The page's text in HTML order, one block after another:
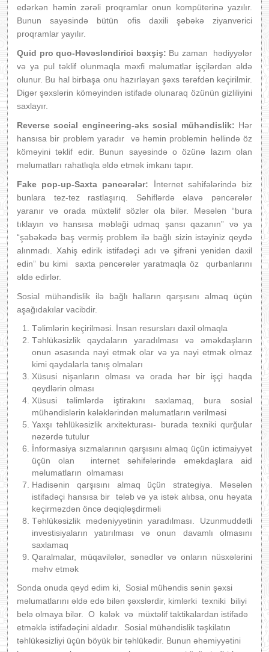
edərkən həmin zərəli proqramlar onun kompüterinə yazılır.
Bunun sayəsində bütün ofis daxili şəbəkə ziyanverici
proqramlar yayılır.
Quid pro quo-Həvəsləndirici bəxşiş: Bu zaman hədiyyələr
və ya pul təklif olunmaqla məxfi məlumatlar işçilərdən əldə
olunur. Bu hal birbaşa onu hazırlayan şəxs tərəfdən keçirilmir.
Digər şəxslərin köməyindən istifadə olunaraq özünün gizliliyini
saxlayır.
Reverse social engineering-əks sosial mühəndislik: Hər
hansısa bir problem yaradır və həmin problemin həllində öz
köməyini təklif edir. Bunun sayəsində o özünə lazım olan
məlumatları rahatlıqla əldə etmək imkanı tapır.
Fake pop-up-Saxta pəncərələr: İnternet səhifələrində biz
bunlara tez-tez rastlaşırıq. Səhiflərdə əlavə pəncərələr
yaranır və orada müxtəlif sözlər ola bilər. Məsələn “bura
tıklayın və hansısa məbləği udmaq şansı qazanın” və ya
“şəbəkədə baş vermiş problem ilə bağlı sizin istəyiniz qeydə
alınmadı. Xahiş edirik istifadəçi adı və şifrəni yenidən daxil
edin” bu kimi saxta pəncərələr yaratmaqla öz qurbanlarını
əldə edirlər.
Sosial mühəndislik ilə bağlı halların qarşısını almaq üçün
aşağıdakılar vacibdir.
Təlimlərin keçirilməsi. İnsan resursları daxil olmaqla
Təhlükəsizlik qaydaların yaradılması və əməkdaşların
onun əsasında nəyi etmək olar və ya nəyi etmək olmaz
kimi qaydalarla tanış olmaları
Xüsusi nişanların olması və orada hər bir işçi haqda
qeydlərin olması
Xüsusi təlimlərdə iştirakını saxlamaq, bura sosial
mühəndislərin kələklərindən məlumatların verilməsi
Yaxşı təhlükəsizlik arxitekturası- burada texniki qurğular
nəzərdə tutulur
İnformasiya sızmalarının qarşısını almaq üçün ictimaiyyət
üçün olan internet səhifələrində əməkdaşlara aid
məlumatların olmaması
Hadisənin qarşısını almaq üçün strategiya. Məsələn
istifadəçi hansısa bir tələb və ya istək alıbsa, onu həyata
keçirməzdən öncə dəqiqləşdirməli
Təhlükəsizlik mədəniyyətinin yaradılması. Uzunmuddətli
investisiyaların yatırılması və onun davamlı olmasını
saxlamaq
Qaralmalar, müqavilələr, sənədlər və onların nüsxələrini
məhv etmək
Sonda onuda qeyd edim ki, Sosial mühəndis sənin şəxsi
məlumatlarını əldə edə bilən şəxslərdir, kimlərki texniki biliyi
belə olmaya bilər. O kələk və müxtəlif taktikalardan istifadə
etməklə istifadəçini aldadır. Sosial mühəndislik təşkilatın
təhlükəsizliyi üçün böyük bir təhlükədir. Bunun əhəmiyyətini